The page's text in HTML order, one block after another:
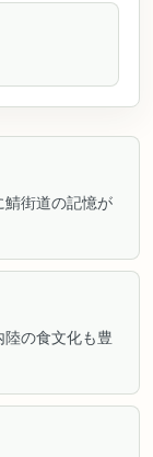
鯖街道の記憶が
の食文化も豊